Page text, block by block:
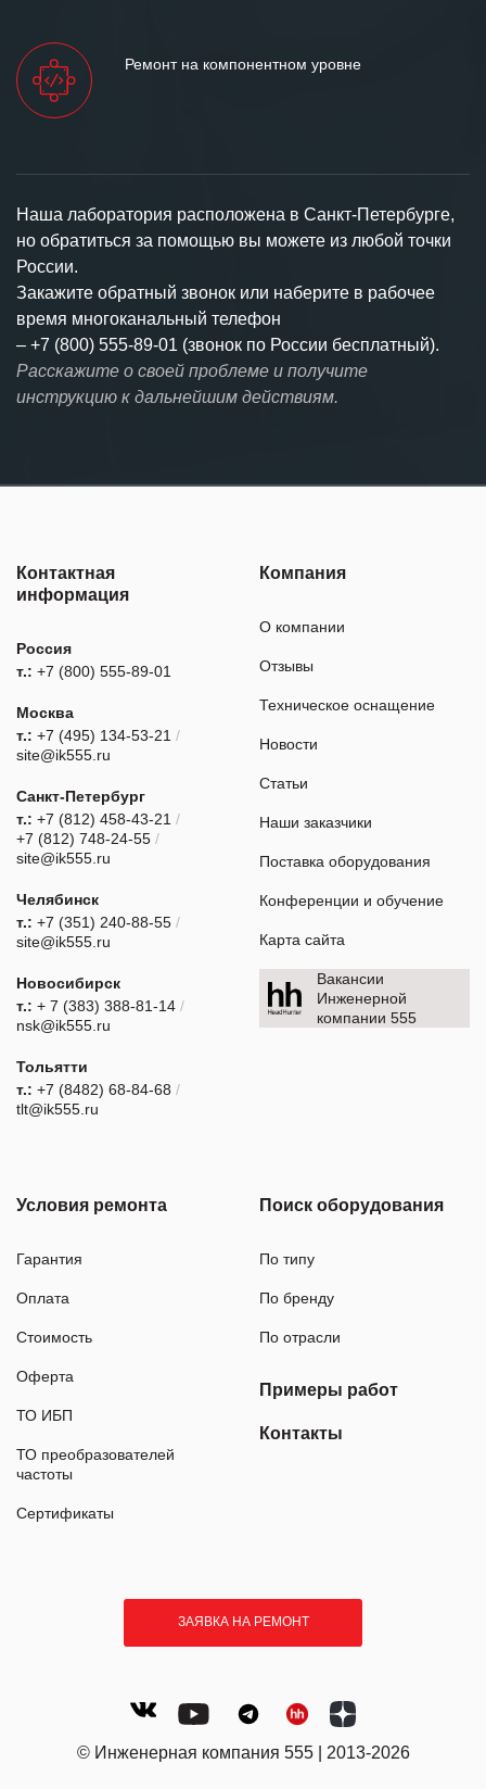
Ремонт на компонентном уровне
Наша лаборатория расположена в Санкт-Петербурге,
но обратиться за помощью вы можете из любой точки
России.
Закажите обратный звонок или наберите в рабочее
время многоканальный телефон
– +7 (800) 555-89-01 (звонок по России бесплатный).
Расскажите о своей проблеме и получите
инструкцию к дальнейшим действиям.
Контактная
информация
Россия
т.: +7 (800) 555-89-01
Москва
т.: +7 (495) 134-53-21 /
site@ik555.ru
Санкт-Петербург
т.: +7 (812) 458-43-21 /
+7 (812) 748-24-55 /
site@ik555.ru
Челябинск
т.: +7 (351) 240-88-55 /
site@ik555.ru
Новосибирск
т.: + 7 (383) 388-81-14 /
nsk@ik555.ru
Тольятти
т.: +7 (8482) 68-84-68 /
tlt@ik555.ru
Компания
О компании
Отзывы
Техническое оснащение
Новости
Статьи
Наши заказчики
Поставка оборудования
Конференции и обучение
Карта сайта
Вакансии
Инженерной
компании 555
Условия ремонта
Гарантия
Оплата
Стоимость
Оферта
ТО ИБП
ТО преобразователей
частоты
Сертификаты
Поиск оборудования
По типу
По бренду
По отрасли
Примеры работ
Контакты
ЗАЯВКА НА РЕМОНТ
© Инженерная компания 555 | 2013-2026